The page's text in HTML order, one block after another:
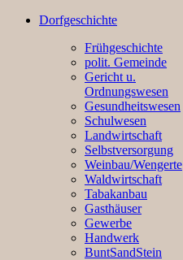
Dorfgeschichte
Frühgeschichte
polit. Gemeinde
Gericht u.
Ordnungswesen
Gesundheitswesen
Schulwesen
Landwirtschaft
Selbstversorgung
Weinbau/Wengerte
Waldwirtschaft
Tabakanbau
Gasthäuser
Gewerbe
Handwerk
BuntSandStein